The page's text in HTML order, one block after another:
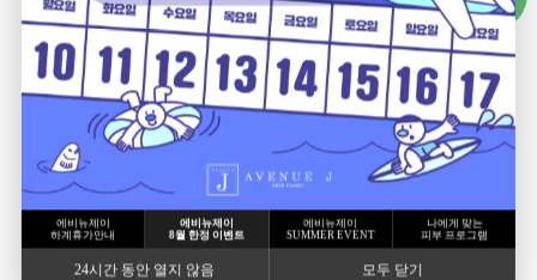
에비뉴제이
하계휴가안내
에비뉴제이
8월 한정 이벤트
에비뉴제이
SUMMER EVENT
나에게 맞는
피부 프로그램
24시간 동안 열지 않음 모두 닫기